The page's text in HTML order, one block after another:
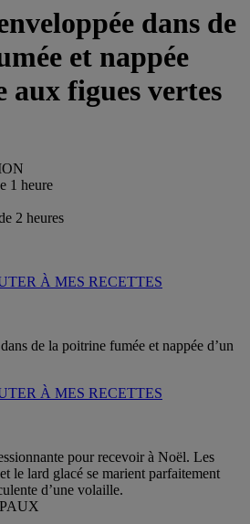
dans de
et nappée
aux figues vertes
1 heure
2 heures
À MES RECETTES
À MES RECETTES
pour recevoir à Noël. Les
le lard glacé se marient parfaitement
d’une volaille.